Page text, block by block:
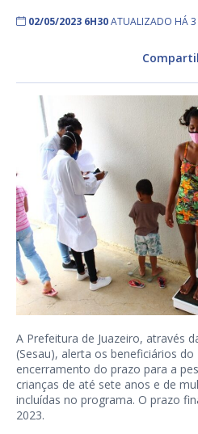
02/05/2023 6H30ATUALIZADO HÁ 3
A Prefeitura de Juazeiro, através
(Sesau), alerta os beneficiários
encerramento do prazo para a
crianças de até sete anos e de
incluídas no programa. O prazo
2023.